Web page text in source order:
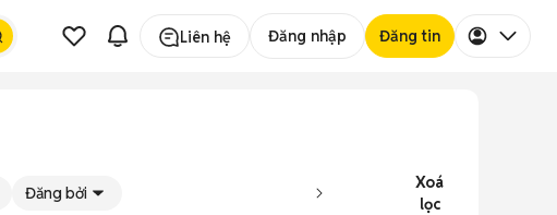
Liên hệ Đăng nhập Đăng tin
Đăng bởi
Xoá
lọc